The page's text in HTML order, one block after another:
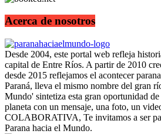
Acerca de nosotros
Desde 2004, este portal web refleja
capital de Entre Ríos. A partir de 2010
desde 2015 reflejamos el acontecer
Paraná, lleva el mismo nombre del gran
Mundo' sintetiza esta gran oportunidad
planeta con un mensaje, una foto, un
COLABORATIVA, Te invitamos a ser
Parana hacia el Mundo.